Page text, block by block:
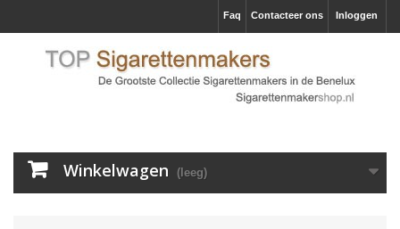
Inloggen
Contacteer ons
Faq
Winkelwagen (leeg)